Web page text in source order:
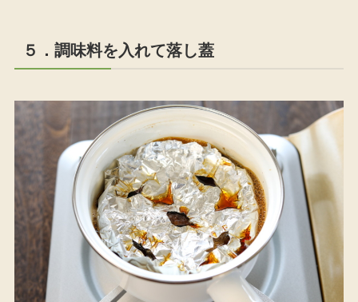
５．調味料を入れて落し蓋